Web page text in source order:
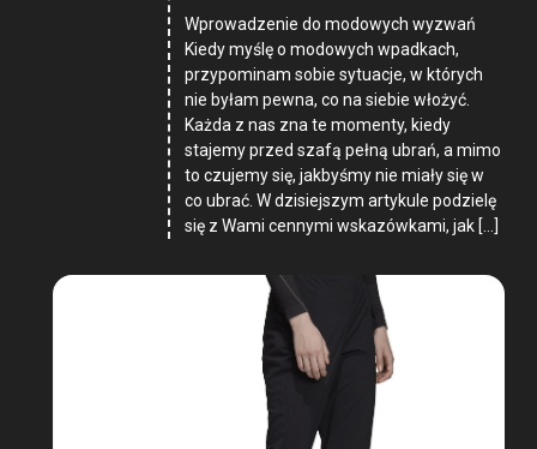
Wprowadzenie do modowych wyzwań
Kiedy myślę o modowych wpadkach,
przypominam sobie sytuacje, w których
nie byłam pewna, co na siebie włożyć.
Każda z nas zna te momenty, kiedy
stajemy przed szafą pełną ubrań, a mimo
to czujemy się, jakbyśmy nie miały się w
co ubrać. W dzisiejszym artykule podzielę
się z Wami cennymi wskazówkami, jak […]